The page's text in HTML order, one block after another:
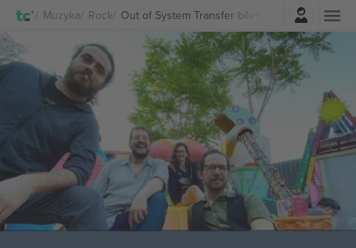
Muzyka Rock Out of System Transfer biletów
Zaloguj sie